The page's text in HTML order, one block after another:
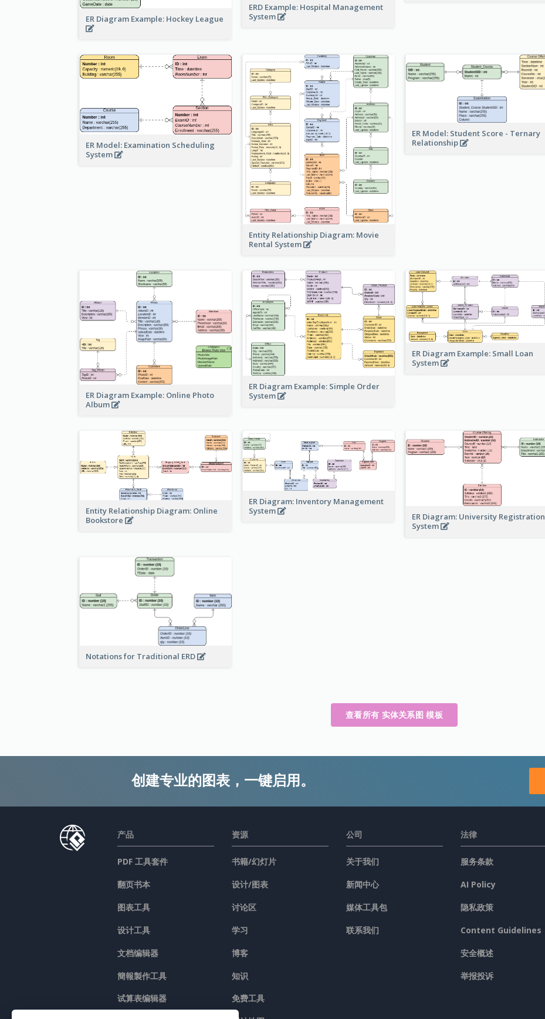
ER Diagram Example: Hockey League
ERD Example: Hospital Management
System
ER Model: Examination Scheduling
System
Entity Relationship Diagram: Movie
Rental System
ER Model: Student Score - Ternary
Relationship
ER Diagram Example: Online Photo
Album
ER Diagram Example: Simple Order
System
ER Diagram Example: Small Loan
System
Entity Relationship Diagram: Online
Bookstore
ER Diagram: Inventory Management
System
ER Diagram: University Registration
System
Notations for Traditional ERD
查看所有 实体关系图 模板
创建专业的图表，一键启用。
产品
PDF 工具套件
翻页书本
图表工具
设计工具
文档编辑器
簡報製作工具
试算表编辑器
资源
书籍/幻灯片
设计/图表
讨论区
学习
博客
知识
免费工具
公司
关于我们
新闻中心
媒体工具包
联系我们
法律
服务条款
AI Policy
隐私政策
Content Guidelines
安全概述
举报投诉